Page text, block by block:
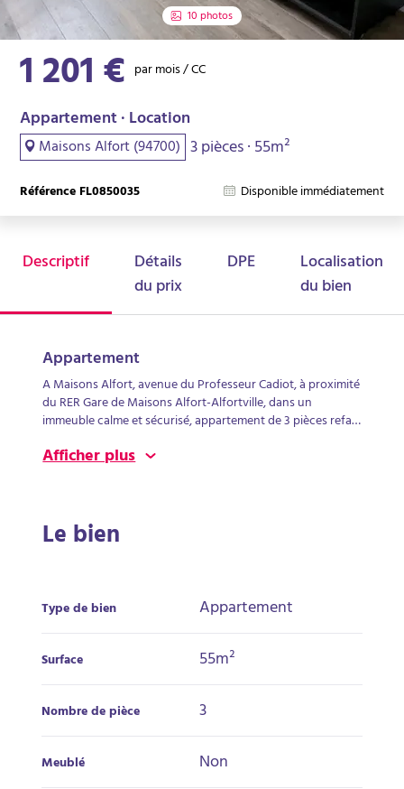
10 photos
Appartement · Location
Maisons Alfort (94700) 3 pièces · 55m²
1 201 € par mois / CC
Référence FL0850035 Disponible immédiatement
Descriptif Détails
du prix
DPE Localisation
du bien
Appartement
A Maisons Alfort, avenue du Professeur Cadiot, à proximité
du RER Gare de Maisons Alfort-Alfortville, dans un
immeuble calme et sécurisé, appartement de 3 pièces refait
aménagée, un séjour, 2 chambres, une salle de bains et un
Afficher plus
Le bien
Type de bien Appartement
Surface 55m²
Nombre de pièce 3
Meublé Non